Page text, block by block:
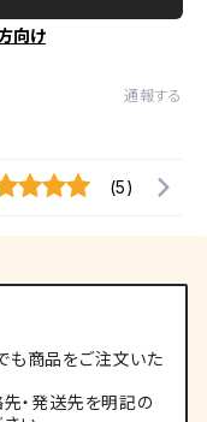
向け
通報する
(5)
も商品をご注文いた
・発送先を明記の